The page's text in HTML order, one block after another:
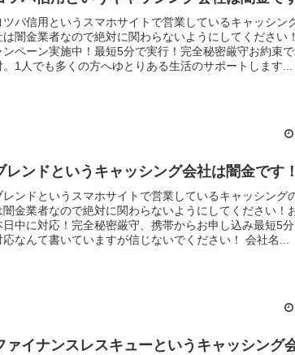
ツバ信用というスマホサイトで営業しているキャッシン
は闇金業者なので絶対に関わらないようにしてください
ンペーン実施中！最短5分で実行！完全秘密厳守お約束
。1人でも多くの方へゆとりある生活のサポートします...
レンドというキャッシング会社は闇金です！
レンドというスマホサイトで営業しているキャッシング
闇金業者なので絶対に関わらないようにしてください！
日中に対応！完全秘密厳守、携帯からお申し込み最短5
応なんて書いていますが信じないでください！ 会社名...
ァイナンスレスキューというキャッシング